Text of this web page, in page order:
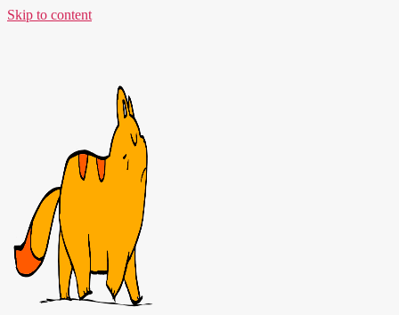
Skip to content